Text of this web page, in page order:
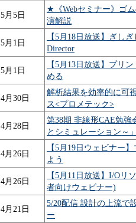
5月5日
★《Webセミナー》ゴ
演解説
5月1日
【5月18日放送】ぎし
Director
5月1日
【5月13日放送】プリ
める
4月30日
解析結果を効率的に可
ス<プロメテック>
4月28日
第38期 非線形CAE勉
とシミュレーション～
4月26日
【5月19日ウェビナー
よう
4月26日
【5月11日放送】I/Oリ
者向けウェビナー)
4月21日
5/20配信 設計の上流で
ー